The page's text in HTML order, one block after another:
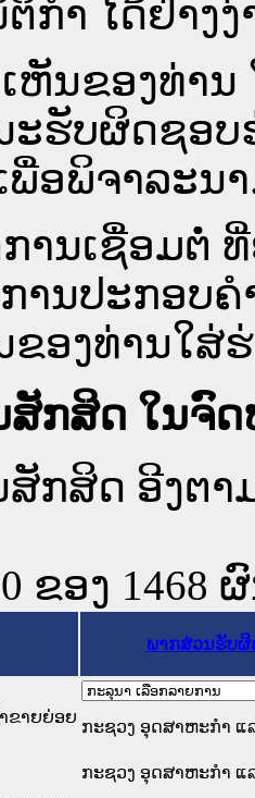
ກຳ ໄດ້ຢ່າງ
ຫັນຂອງທ່ານ
ະຮັບຜິດຊອບ
ພື່ອພິຈາລະນ
ານເຊື່ອມຕໍ່ ທີ່
ານປະກອບ
ຂອງທ່ານໃສ່
ກສິດ ໃນຈົ
ສັກສິດ ອີງຕ
ຂອງ 1468
ພາກສ່ວນຮັບຜິ
ຂາຍຍ່ອຍ
ກະຊວງ ອຸດສາຫະກຳ ແ
ກະຊວງ ອຸດສາຫະກຳ ແ